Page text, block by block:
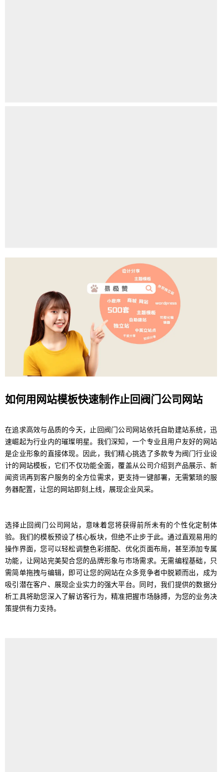
如何用网站模板快速制作止回阀门公司网站
在追求高效与品质的今天，止回阀门公司网站依托自助建站系统，迅
速崛起为行业内的璀璨明星。我们深知，一个专业且用户友好的网站
是企业形象的直接体现。因此，我们精心挑选了多款专为阀门行业设
计的网站模板，它们不仅功能全面，覆盖从公司介绍到产品展示、新
闻资讯再到客户服务的全方位需求，更支持一键部署，无需繁琐的服
务器配置，让您的网站即刻上线，展现企业风采。
选择止回阀门公司网站，意味着您将获得前所未有的个性化定制体
验。我们的模板预设了核心板块，但绝不止步于此。通过直观易用的
操作界面，您可以轻松调整色彩搭配、优化页面布局，甚至添加专属
功能，让网站完美契合您的品牌形象与市场需求。无需编程基础，只
需简单拖拽与编辑，即可让您的网站在众多竞争者中脱颖而出，成为
吸引潜在客户、展现企业实力的强大平台。同时，我们提供的数据分
析工具将助您深入了解访客行为，精准把握市场脉搏，为您的业务决
策提供有力支持。